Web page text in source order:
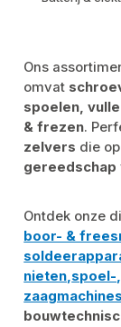
Ons
omvat
spoelen,
& frezen.
zelvers die
gereedschap
Ontdek onze
boor- &
nieten,spoel-
zaagmachines